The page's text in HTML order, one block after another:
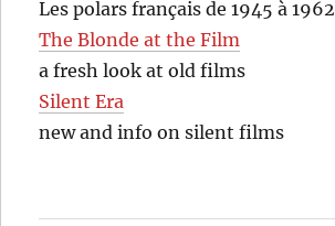
Les polars français de 1945 à 1962
The Blonde at the Film
a fresh look at old films
Silent Era
new and info on silent films